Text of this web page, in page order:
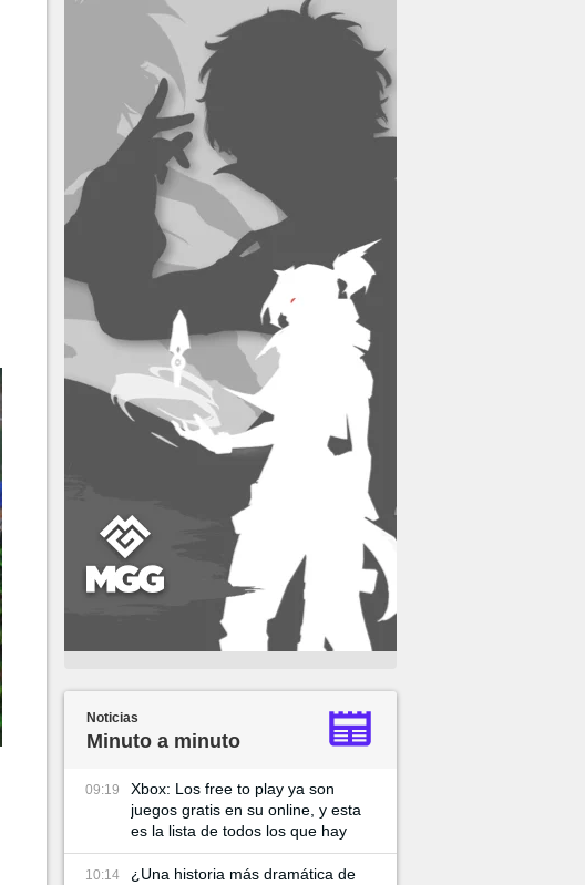
Noticias
Minuto a minuto
09:19
Xbox: Los free to play ya son
juegos gratis en su online, y esta
es la lista de todos los que hay
10:14
¿Una historia más dramática de